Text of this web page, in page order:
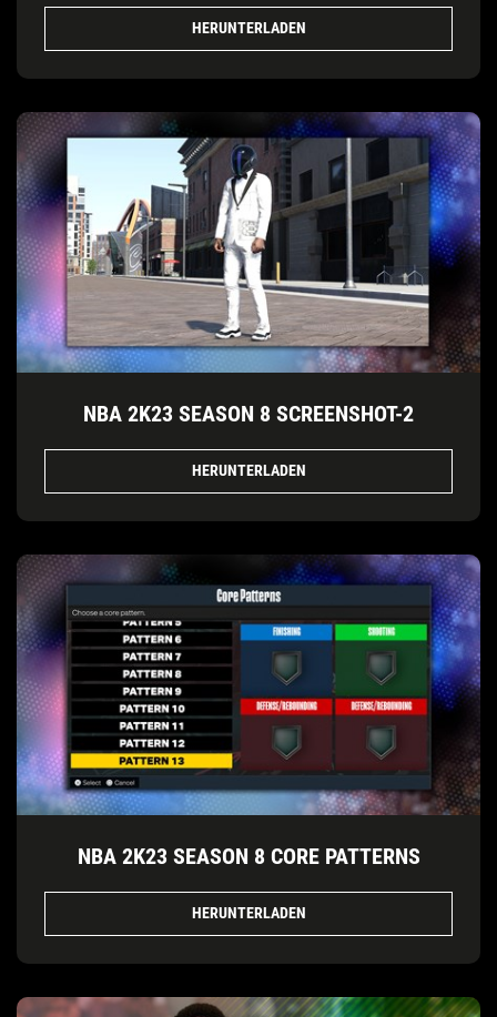
HERUNTERLADEN
NBA 2K23 SEASON 8 SCREENSHOT-2
HERUNTERLADEN
NBA 2K23 SEASON 8 CORE PATTERNS
HERUNTERLADEN